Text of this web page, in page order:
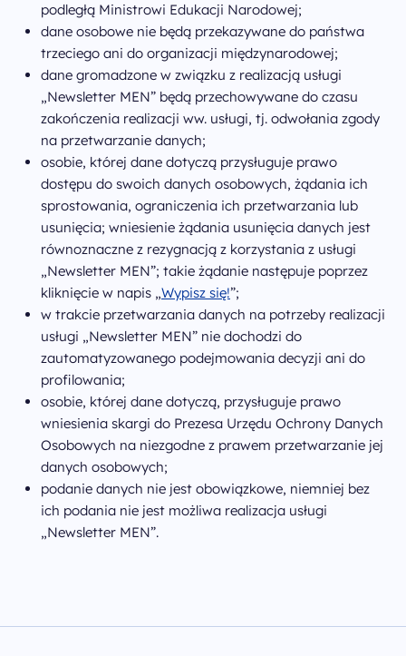
podległą Ministrowi Edukacji Narodowej;
dane osobowe nie będą przekazywane do państwa
trzeciego ani do organizacji międzynarodowej;
dane gromadzone w związku z realizacją usługi
„Newsletter MEN” będą przechowywane do czasu
zakończenia realizacji ww. usługi, tj. odwołania zgody
na przetwarzanie danych;
osobie, której dane dotyczą przysługuje prawo
dostępu do swoich danych osobowych, żądania ich
sprostowania, ograniczenia ich przetwarzania lub
usunięcia; wniesienie żądania usunięcia danych jest
równoznaczne z rezygnacją z korzystania z usługi
„Newsletter MEN”; takie żądanie następuje poprzez
kliknięcie w napis „Wypisz się!”;
w trakcie przetwarzania danych na potrzeby realizacji
usługi „Newsletter MEN” nie dochodzi do
zautomatyzowanego podejmowania decyzji ani do
profilowania;
osobie, której dane dotyczą, przysługuje prawo
wniesienia skargi do Prezesa Urzędu Ochrony Danych
Osobowych na niezgodne z prawem przetwarzanie jej
danych osobowych;
podanie danych nie jest obowiązkowe, niemniej bez
ich podania nie jest możliwa realizacja usługi
„Newsletter MEN”.